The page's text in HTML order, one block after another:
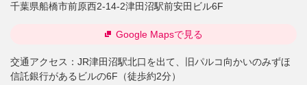
千葉県船橋市前原西2-14-2津田沼駅前安田ビル6F
交通アクセス： JR津田沼駅北口を出て、旧パルコ向かいのみずほ
信託銀行があるビルの6F（徒歩約2分）
Google Mapsで見る